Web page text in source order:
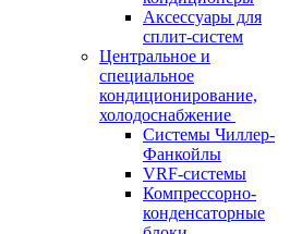
Аксессуары для
сплит-систем
Центральное и
специальное
кондиционирование,
холодоснабжение
Системы Чиллер-
Фанкойлы
VRF-системы
Компрессорно-
конденсаторные